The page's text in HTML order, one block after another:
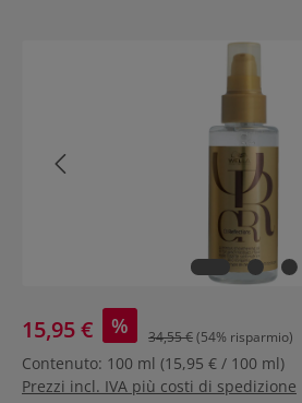
15,95 € % 34,55 €(54% risparmio)
Contenuto: 100 ml (15,95 € / 100 ml)
Prezzi incl. IVA più costi di spedizione